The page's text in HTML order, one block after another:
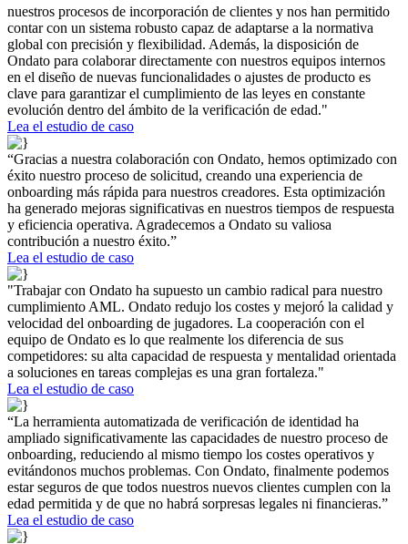
nuestros procesos de incorporación de clientes y nos han permitido
contar con un sistema robusto capaz de adaptarse a la normativa
global con precisión y flexibilidad. Además, la disposición de
Ondato para colaborar directamente con nuestros equipos internos
en el diseño de nuevas funcionalidades o ajustes de producto es
clave para garantizar el cumplimiento de las leyes en constante
evolución dentro del ámbito de la verificación de edad."
Lea el estudio de caso
“Gracias a nuestra colaboración con Ondato, hemos optimizado con
éxito nuestro proceso de solicitud, creando una experiencia de
onboarding más rápida para nuestros creadores. Esta optimización
ha generado mejoras significativas en nuestros tiempos de respuesta
y eficiencia operativa. Agradecemos a Ondato su valiosa
contribución a nuestro éxito.”
Lea el estudio de caso
"Trabajar con Ondato ha supuesto un cambio radical para nuestro
cumplimiento AML. Ondato redujo los costes y mejoró la calidad y
velocidad del onboarding de jugadores. La cooperación con el
equipo de Ondato es lo que realmente los diferencia de sus
competidores: su alta capacidad de respuesta y mentalidad orientada
a soluciones en tareas complejas es una gran fortaleza."
Lea el estudio de caso
“La herramienta automatizada de verificación de identidad ha
ampliado significativamente las capacidades de nuestro proceso de
onboarding, reduciendo al mismo tiempo los costes operativos y
evitándonos muchos problemas. Con Ondato, finalmente podemos
estar seguros de que todos nuestros nuevos clientes cumplen con la
edad permitida y de que no habrá sorpresas legales ni financieras.”
Lea el estudio de caso